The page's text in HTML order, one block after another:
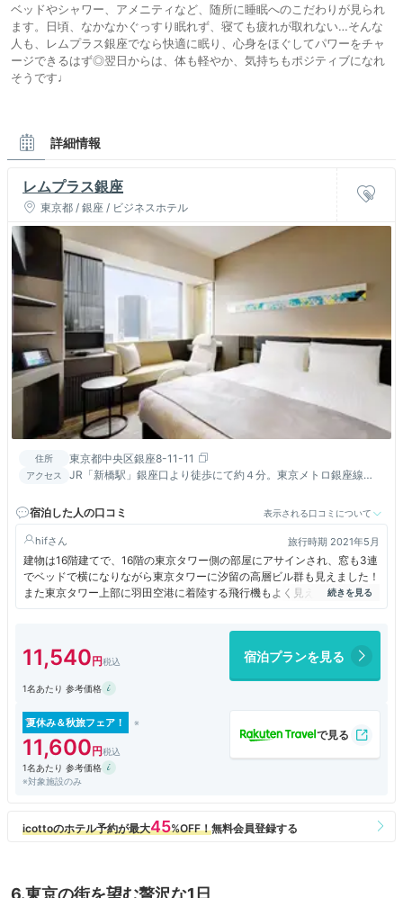
ベッドやシャワー、アメニティなど、随所に睡眠へのこだわりが見られ
ます。日頃、なかなかぐっすり眠れず、寝ても疲れが取れない…そんな
人も、レムプラス銀座でなら快適に眠り、心身をほぐしてパワーをチャ
ージできるはず◎翌日からは、体も軽やか、気持ちもポジティブになれ
そうです♩
詳細情報
レムプラス銀座
東京都 / 銀座 / ビジネスホテル
住所 東京都中央区銀座8-11-11
アクセス
JR「新橋駅」銀座口より徒歩にて約４分。東京メトロ銀座線
宿泊した人の口コミ
表示される口コミについて
hif 旅行時期 2021年5月
建物は16階建てで、16階の東京タワー側の部屋にアサインされ、窓も3連
でベッドで横になりながら東京タワーに汐留の高層ビル群も見えました！
また東京タワー上部に羽田空港に着陸する飛行機もよく見えよかったです
ね！部屋は広めのベッドでデュベスタイルのベッドメイキングに空気清浄
11,540 宿泊プランを見る
1名あたり 参考価格
夏休み＆秋旅フェア！
11,600
1名あたり 参考価格
※対象施設のみ
6.東京の街を望む贅沢な1日